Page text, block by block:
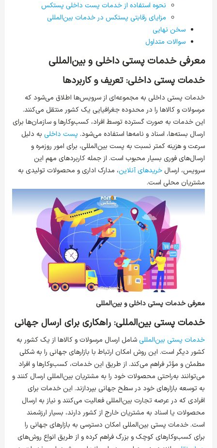
نحوه استفاده از خدمات پست داخلی پستکس
مزایای رقابتی پستکس در خدمات بین‌المللی
سخن نهایی
سوالات متداول
معرفی خدمات پستی داخلی و بین‌المللی
خدمات پستی داخلی: تعریف و کاربردها
خدمات پستی داخلی به مجموعه‌ای از سرویس‌ها اطلاق می‌شود که
مرسولات و کالاها را در محدوده جغرافیایی یک کشور منتقل می‌کنند.
این خدمات به صورت گسترده توسط افراد، کسب‌وکارها و سازمان‌ها برای
ارسال بسته‌ها، اسناد و نامه‌ها استفاده می‌شود. پست داخلی به دلیل
سرعت و هزینه کمتر نسبت به پست بین‌المللی، برای امور روزمره و
ارسال‌های فوری بسیار محبوب است. از جمله کاربردهای مهم این
سرویس، ارسال خریدهای آنلاین، مدارک اداری و محصولات تولیدی به
مشتریان محلی است.
معرفی خدمات پستی داخلی و بین‌المللی
خدمات پستی بین‌المللی: راهکاری برای ارسال جهانی
خدمات پستی بین‌المللی شامل ارسال مرسولات و کالاها از یک کشور به
کشور دیگر است. این روش امکان ارتباط با بازارهای جهانی را به شکلی
مطمئن و مؤثر فراهم می‌کند. از طریق این خدمات، کسب‌وکارها و افراد
می‌توانند به‌راحتی محصولات خود را به مشتریان بین‌المللی ارسال کنند و
به توسعه بازارهای خود در سطح جهانی بپردازند. این خدمات برای
افرادی که در عرصه تجارت بین‌المللی فعالیت می‌کنند و نیاز به ارسال
محصولات یا اسناد به مشتریان خارج از کشور دارند، بسیار ارزشمند
است. خدمات پستی بین‌المللی امکان دسترسی به بازارهای جهانی را
برای کسب‌وکارهای کوچک و بزرگ فراهم کرده و از طریق انواع روش‌های